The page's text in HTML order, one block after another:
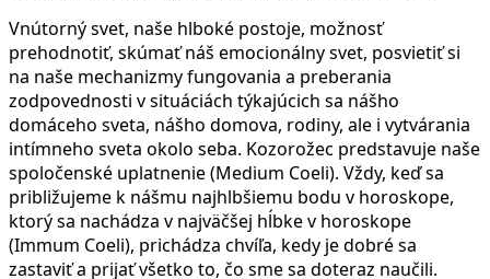
Vnútorný svet, naše hlboké postoje, možnosť
prehodnotiť, skúmať náš emocionálny svet, posvietiť si
na naše mechanizmy fungovania a preberania
zodpovednosti v situáciách týkajúcich sa nášho
domáceho sveta, nášho domova, rodiny, ale i vytvárania
intímneho sveta okolo seba. Kozorožec predstavuje naše
spoločenské uplatnenie (Medium Coeli). Vždy, keď sa
približujeme k nášmu najhlbšiemu bodu v horoskope,
ktorý sa nachádza v najväčšej hĺbke v horoskope
(Immum Coeli), prichádza chvíľa, kedy je dobré sa
zastaviť a prijať všetko to, čo sme sa doteraz naučili.